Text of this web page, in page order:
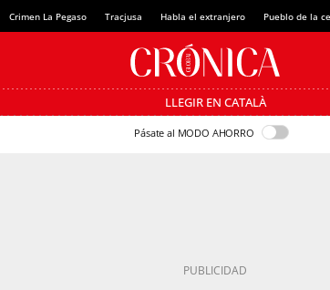
Crimen La Pegaso Tracjusa Habla el extranjero Pueblo de la
LLEGIR EN CATALÀ
Pásate al MODO AHORRO